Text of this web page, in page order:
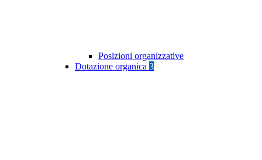
Posizioni organizzative
Dotazione organica 3